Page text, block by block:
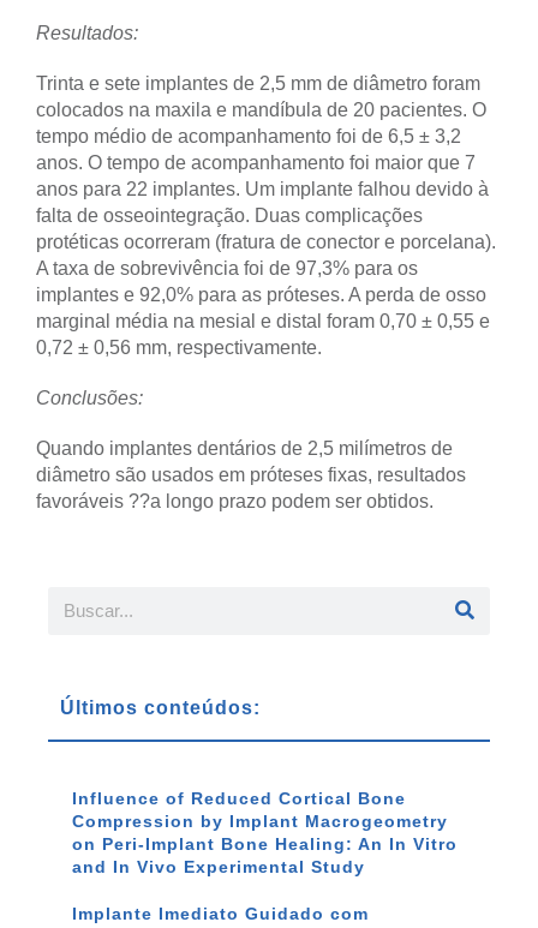
Resultados:
Trinta e sete implantes de 2,5 mm de diâmetro foram
colocados na maxila e mandíbula de 20 pacientes. O
tempo médio de acompanhamento foi de 6,5 ± 3,2
anos. O tempo de acompanhamento foi maior que 7
anos para 22 implantes. Um implante falhou devido à
falta de osseointegração. Duas complicações
protéticas ocorreram (fratura de conector e porcelana).
A taxa de sobrevivência foi de 97,3% para os
implantes e 92,0% para as próteses. A perda de osso
marginal média na mesial e distal foram 0,70 ± 0,55 e
0,72 ± 0,56 mm, respectivamente.
Conclusões:
Quando implantes dentários de 2,5 milímetros de
diâmetro são usados em próteses fixas, resultados
favoráveis ??a longo prazo podem ser obtidos.
Últimos conteúdos:
Influence of Reduced Cortical Bone
Compression by Implant Macrogeometry
on Peri-Implant Bone Healing: An In Vitro
and In Vivo Experimental Study
Implante Imediato Guidado com